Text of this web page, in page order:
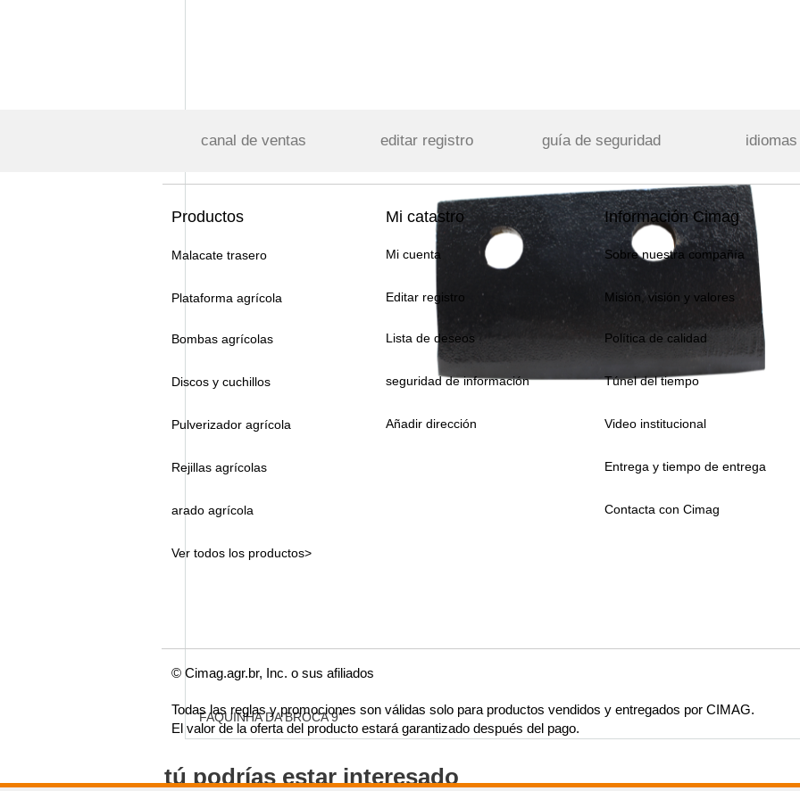
FAQUINHA DA BROCA 9"
tú podrías estar interesado
canal de ventas editar registro guía de seguridad idiomas
Productos Mi catastro Información Cimag
Malacate trasero Mi cuenta Sobre nuestra compañía
Plataforma agrícola Editar registro Misión, visión y valores
Bombas agrícolas Lista de deseos Política de calidad
Discos y cuchillos seguridad de información Túnel del tiempo
Pulverizador agrícola Añadir dirección Video institucional
Rejillas agrícolas
arado agrícola
Entrega y tiempo de entrega
Contacta con Cimag
Ver todos los productos>
© Cimag.agr.br, Inc. o sus afiliados
Todas las reglas y promociones son válidas solo para productos vendidos y entregados por CIMAG.
El valor de la oferta del producto estará garantizado después del pago.